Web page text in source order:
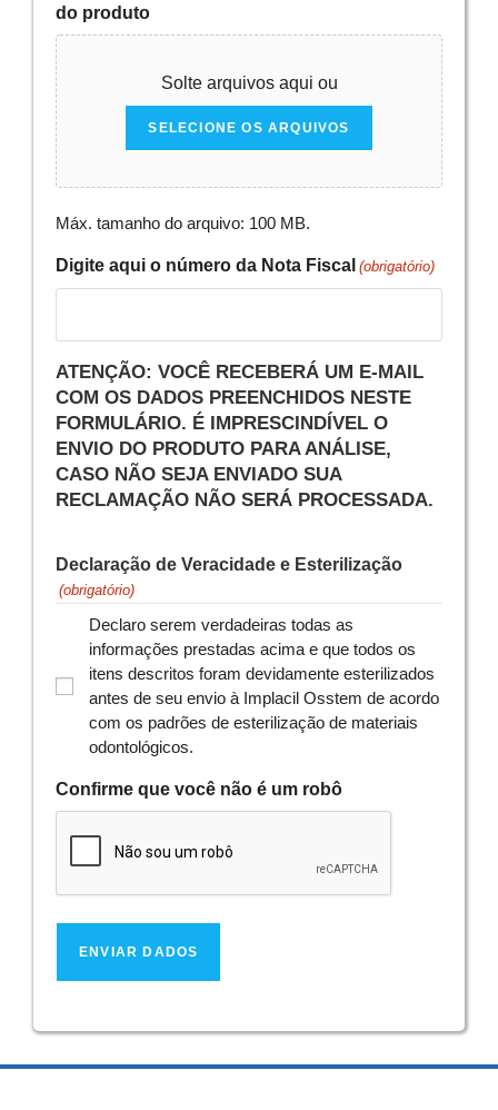
do produto
Solte arquivos aqui ou
SELECIONE OS ARQUIVOS
Máx. tamanho do arquivo: 100 MB.
Digite aqui o número da Nota Fiscal (obrigatório)
ATENÇÃO: VOCÊ RECEBERÁ UM E-MAIL
COM OS DADOS PREENCHIDOS NESTE
FORMULÁRIO. É IMPRESCINDÍVEL O
ENVIO DO PRODUTO PARA ANÁLISE,
CASO NÃO SEJA ENVIADO SUA
RECLAMAÇÃO NÃO SERÁ PROCESSADA.
Declaração de Veracidade e Esterilização
(obrigatório)
Declaro serem verdadeiras todas as
informações prestadas acima e que todos os
itens descritos foram devidamente esterilizados
antes de seu envio à Implacil Osstem de acordo
com os padrões de esterilização de materiais
odontológicos.
Confirme que você não é um robô